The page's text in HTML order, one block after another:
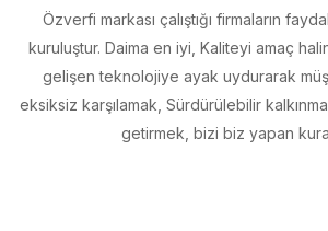
gelişen teknolojiye ayak uydurarak
eksiksiz karşılamak, Sürdürülebilir
getirmek, bizi biz yapan